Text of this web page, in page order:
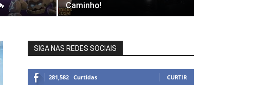
Caminho!
SIGA NAS REDES SOCIAIS
281,582 Curtidas CURTIR